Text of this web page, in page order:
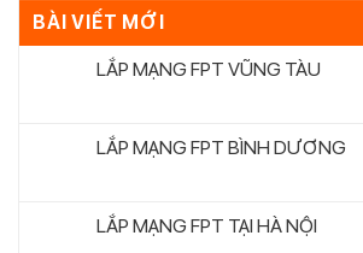
BÀI VIẾT MỚI
LẮP MẠNG FPT VŨNG TÀU
LẮP MẠNG FPT BÌNH DƯƠNG
LẮP MẠNG FPT TẠI HÀ NỘI